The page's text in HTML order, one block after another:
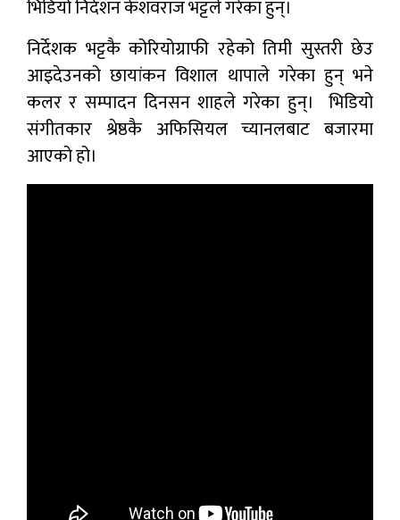
भिडियो निर्देशन केशवराज भट्टले गरेका हुन्।
निर्देशक भट्टकै कोरियोग्राफी रहेको तिमी सुस्तरी छेउ
आइदेउनको छायांकन विशाल थापाले गरेका हुन् भने
कलर र सम्पादन दिनसन शाहले गरेका हुन्। भिडियो
संगीतकार श्रेष्ठकै अफिसियल च्यानलबाट बजारमा
आएको हो।